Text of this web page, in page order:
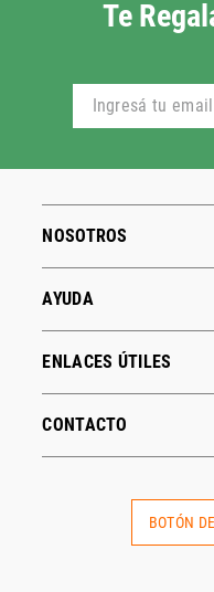
Te
NOSOTROS
AYUDA
ENLACES ÚTILES
CONTACTO
BOTÓN